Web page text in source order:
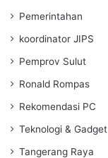
Pemerintahan
koordinator JIPS
Pemprov Sulut
Ronald Rompas
Rekomendasi PC
Teknologi & Gadget
Tangerang Raya